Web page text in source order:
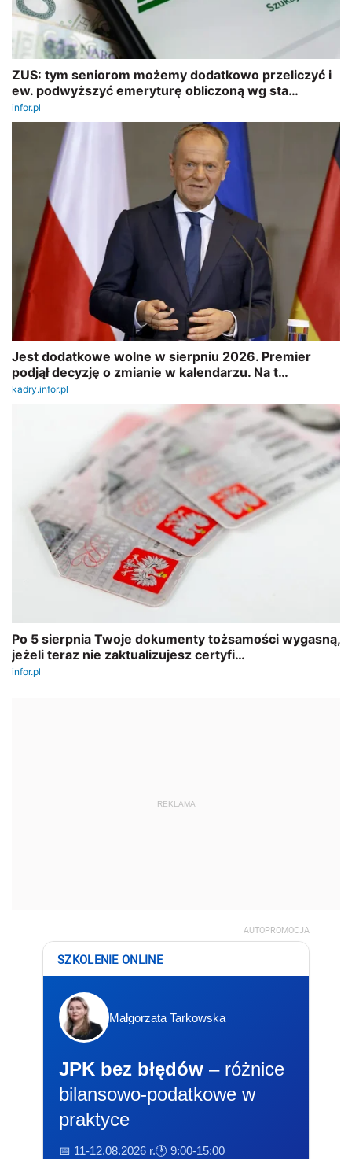
REKLAMA
AUTOPROMOCJA
SZKOLENIE ONLINE
Małgorzata Tarkowska
JPK bez błędów – różnice
bilansowo-podatkowe w
praktyce
📅 11-12.08.2026 r.🕐 9:00-15:00